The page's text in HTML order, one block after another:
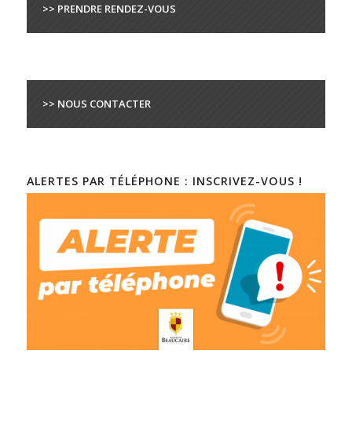
>> PRENDRE RENDEZ-VOUS
>> NOUS CONTACTER
ALERTES PAR TÉLÉPHONE : INSCRIVEZ-VOUS !